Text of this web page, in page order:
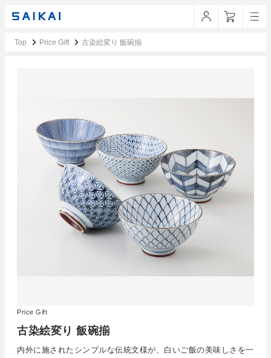
Top Price Gift 古染絵変り 飯碗揃
古染絵変り 飯碗揃
Price Gift
内外に施されたシンプルな伝統文様が、白いご飯の美味しさを一